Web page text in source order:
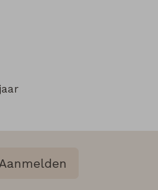
Aanmelden